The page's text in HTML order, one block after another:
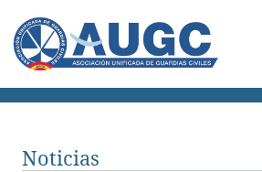
Noticias